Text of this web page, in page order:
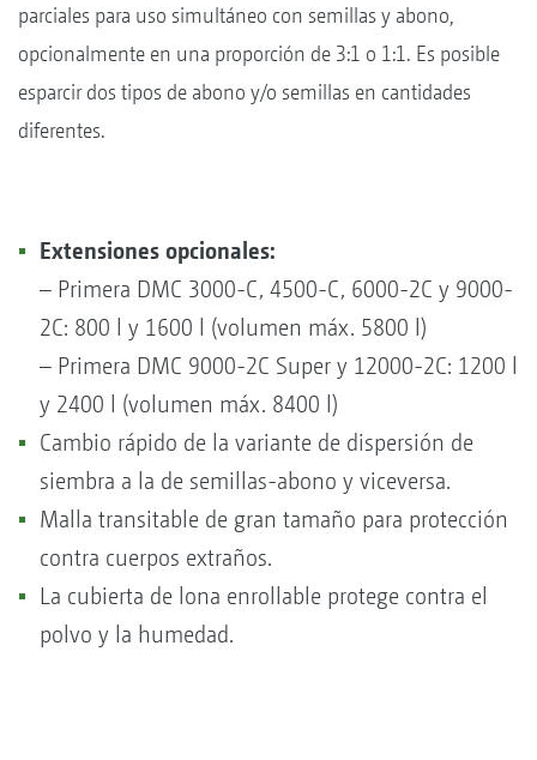
parciales para uso simultáneo con semillas y abono,
opcionalmente en una proporción de 3:1 o 1:1. Es posible
esparcir dos tipos de abono y/o semillas en cantidades
diferentes.
Extensiones opcionales:
– Primera DMC 3000-C, 4500-C, 6000-2C y 9000-
2C: 800 l y 1600 l (volumen máx. 5800 l)
– Primera DMC 9000-2C Super y 12000-2C: 1200 l
y 2400 l (volumen máx. 8400 l)
Cambio rápido de la variante de dispersión de
siembra a la de semillas-abono y viceversa.
Malla transitable de gran tamaño para protección
contra cuerpos extraños.
La cubierta de lona enrollable protege contra el
polvo y la humedad.